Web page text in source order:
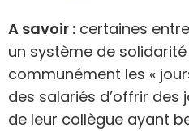
A savoir : certaines
un système de
communément les «
des salariés d’offrir des
de leur collègue ayant